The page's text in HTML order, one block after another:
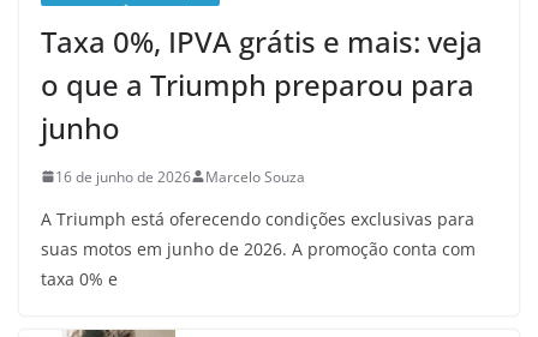
Taxa 0%, IPVA grátis e mais: veja
o que a Triumph preparou para
junho
16 de junho de 2026 Marcelo Souza
A Triumph está oferecendo condições exclusivas para
suas motos em junho de 2026. A promoção conta com
taxa 0% e